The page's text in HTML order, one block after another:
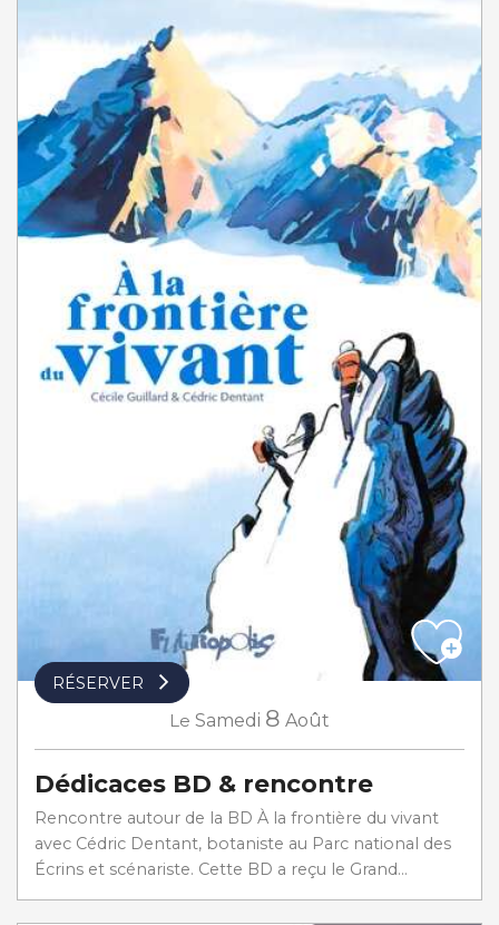
RÉSERVER
Le Samedi 8 Août
Dédicaces BD & rencontre
Rencontre autour de la BD À la frontière du vivant
avec Cédric Dentant, botaniste au Parc national des
Écrins et scénariste. Cette BD a reçu le Grand...